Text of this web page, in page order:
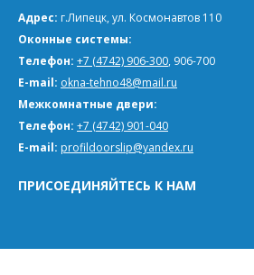
Адрес: г.Липецк, ул. Космонавтов 110
Оконные системы:
Телефон: +7 (4742) 906-300, 906-700
E-mail: okna-tehno48@mail.ru
Межкомнатные двери:
Телефон: +7 (4742) 901-040
E-mail: profildoorslip@yandex.ru
ПРИСОЕДИНЯЙТЕСЬ К НАМ